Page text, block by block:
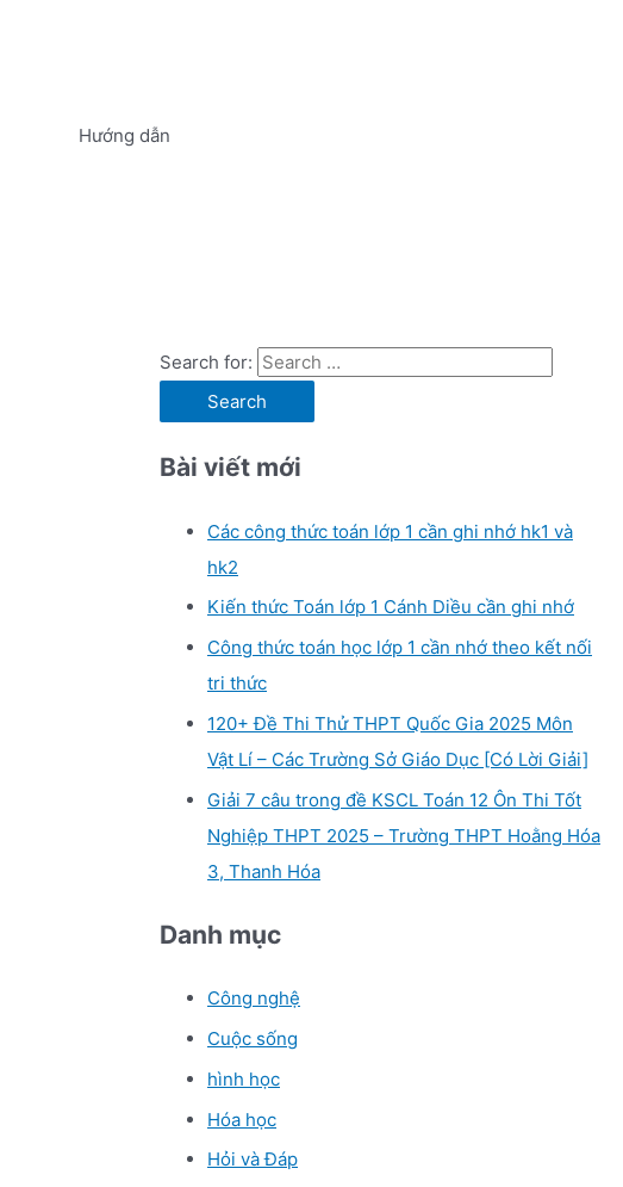
Hướng dẫn
Search for:
Bài viết mới
Các công thức toán lớp 1 cần ghi nhớ hk1 và
hk2
Kiến thức Toán lớp 1 Cánh Diều cần ghi nhớ
Công thức toán học lớp 1 cần nhớ theo kết nối
tri thức
120+ Đề Thi Thử THPT Quốc Gia 2025 Môn
Vật Lí – Các Trường Sở Giáo Dục [Có Lời Giải]
Giải 7 câu trong đề KSCL Toán 12 Ôn Thi Tốt
Nghiệp THPT 2025 – Trường THPT Hoằng Hóa
3, Thanh Hóa
Danh mục
Công nghệ
Cuộc sống
hình học
Hóa học
Hỏi và Đáp